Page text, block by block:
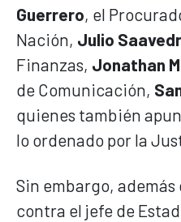
Guerrero, el
Nación, Julio
Finanzas, Jonathan
de Comunicación,
quienes también
lo ordenado por la
Sin embargo,
contra el jefe de